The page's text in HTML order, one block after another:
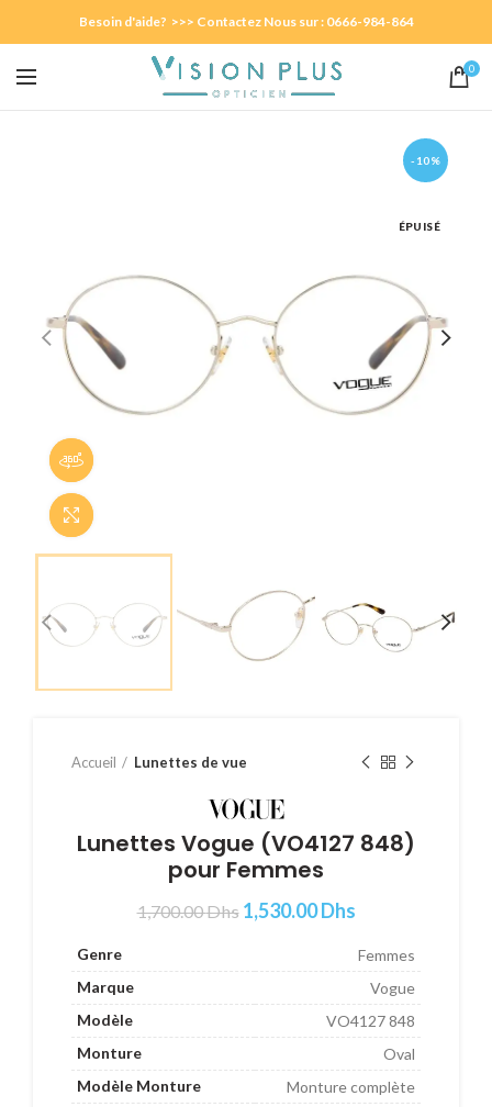
Besoin d'aide? >>> Contactez Nous sur : 0666-984-864
0
-10%
ÉPUISÉ
Accueil Lunettes de vue
Lunettes Vogue (VO4127 848)
pour Femmes
1,700.00Dhs 1,530.00Dhs
Genre
Femmes
Marque
Vogue
Modèle
VO4127 848
Monture
Oval
Modèle Monture
Monture complète